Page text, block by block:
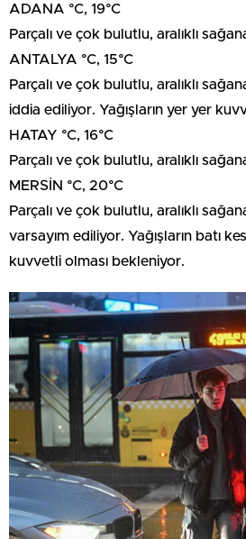
ADANA °C, 19°C
Parçalı ve çok bulutlu, aralıklı
ANTALYA °C, 15°C
Parçalı ve çok bulutlu, aralıklı
iddia ediliyor. Yağışların yer yer
HATAY °C, 16°C
Parçalı ve çok bulutlu, aralıklı
MERSİN °C, 20°C
Parçalı ve çok bulutlu, aralıklı
varsayım ediliyor. Yağışların batı
kuvvetli olması bekleniyor.